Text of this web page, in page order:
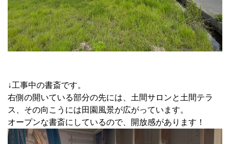
↓工事中の書斎です。
右側の開いている部分の先には、土間サロンと土間テラ
ス、その向こうには田園風景が広がっています。
オープンな書斎にしているので、開放感があります！